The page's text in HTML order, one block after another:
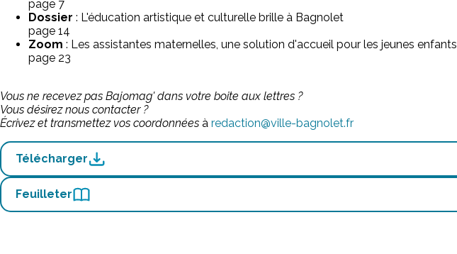
page 7
Dossier : L'éducation artistique et culturelle brille à Bagnolet
page 14
Zoom : Les assistantes maternelles, une solution d'accueil pour les jeunes enfants
page 23
Vous ne recevez pas Bajomag' dans votre boite aux lettres ?
Vous désirez nous contacter ?
Écrivez et transmettez vos coordonnées à redaction@ville-bagnolet.fr
Télécharger
Feuilleter